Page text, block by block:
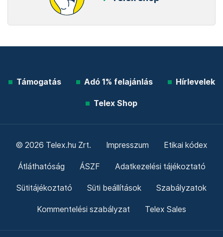
Támogatás Adó 1% felajánlás Hírlevelek
Telex Shop
© 2026 Telex.hu Zrt. Impresszum Etikai kódex
Átláthatóság ÁSZF Adatkezelési tájékoztató
Sütitájékoztató Süti beállítások Szabályzatok
Kommentelési szabályzat Telex Sales